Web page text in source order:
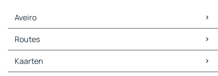
Aveiro
Aveiro Kaarten
Aveiro Verkeer
Aveiro Hotels
Aveiro Restaurants
Routes
Routes Aveiro - Ovar
Routes Aveiro - Oliveira de Azeméis
Kaarten